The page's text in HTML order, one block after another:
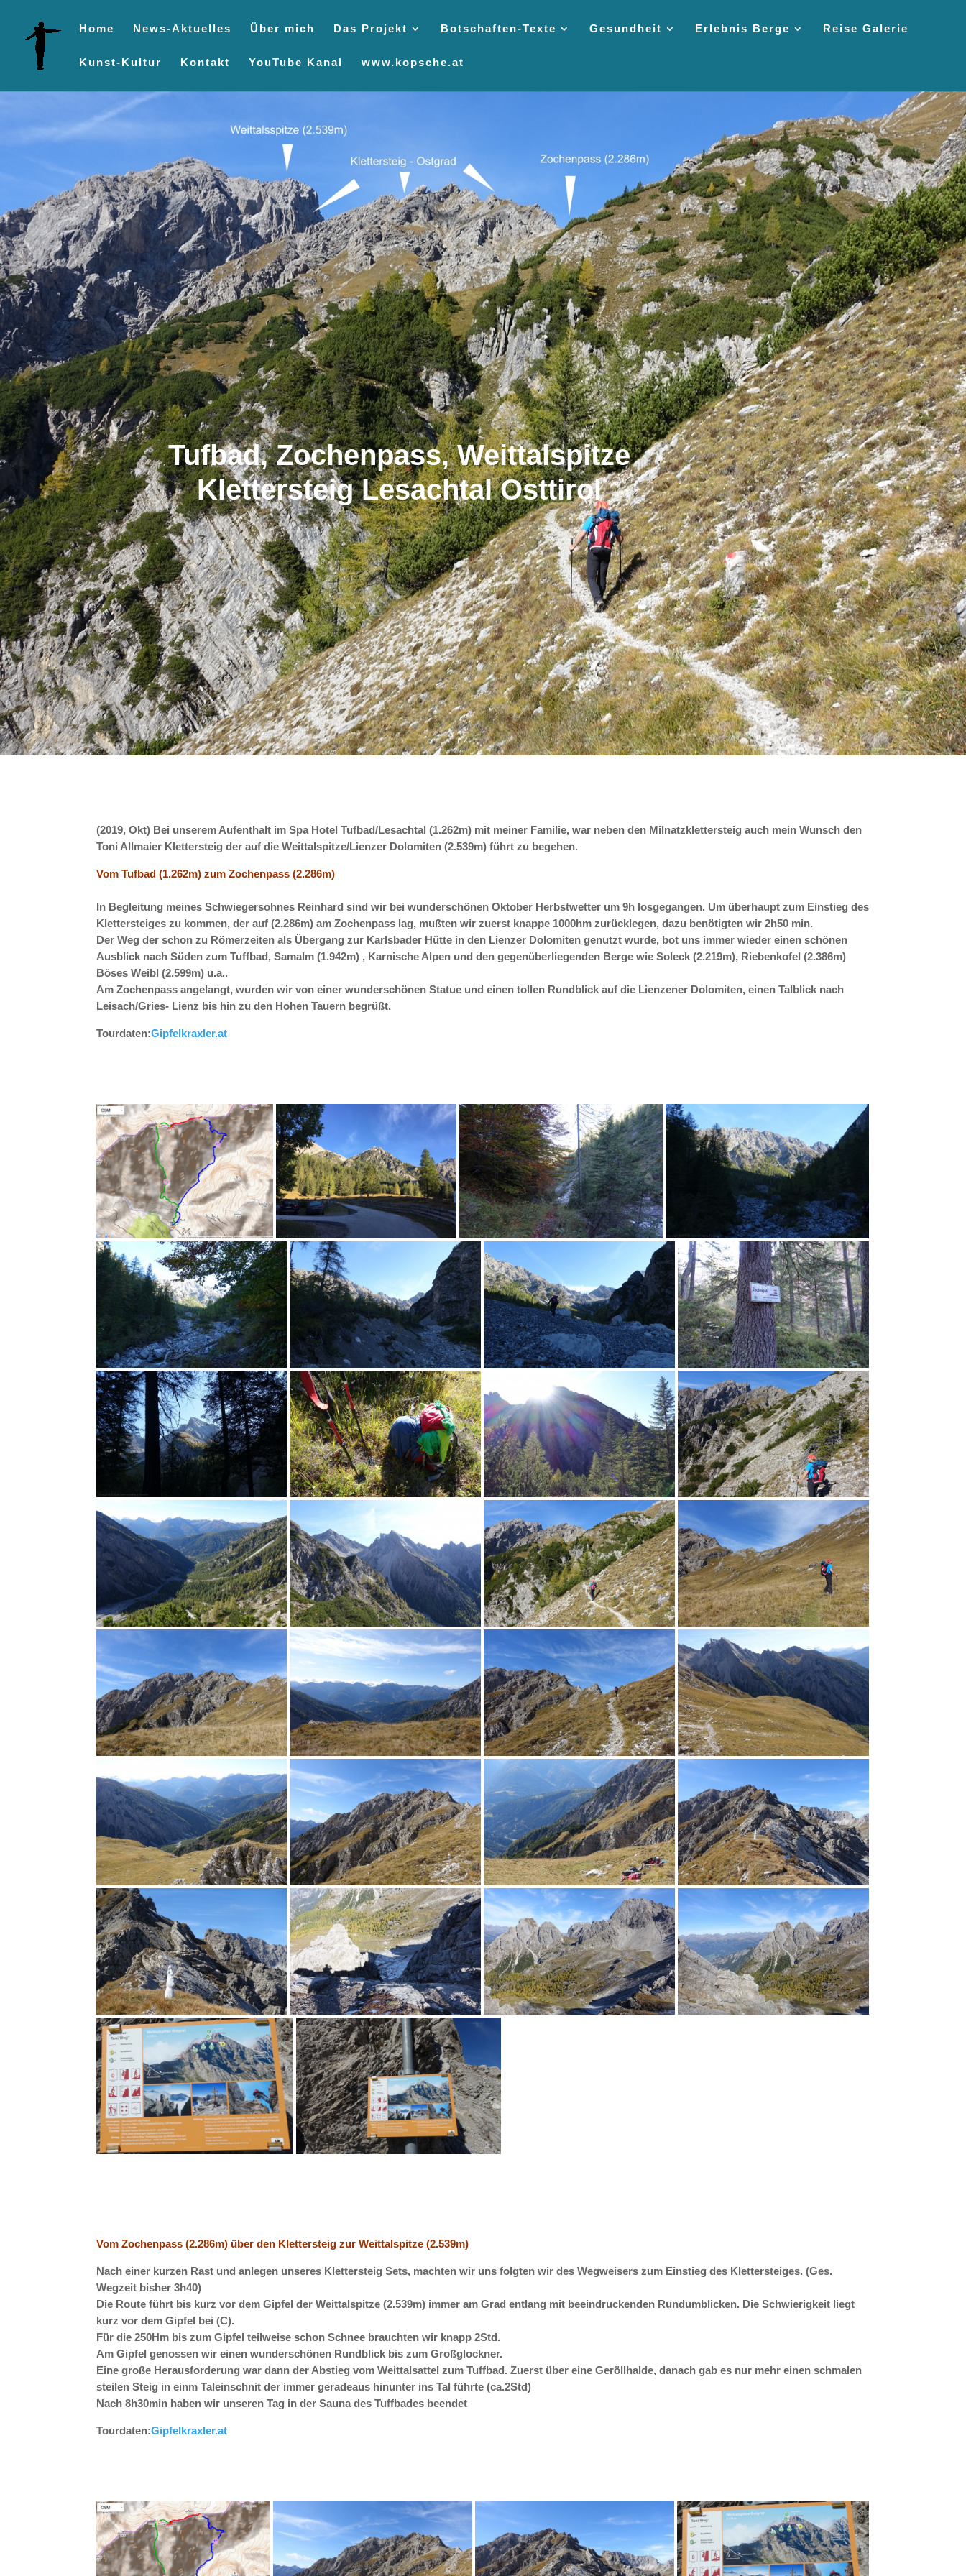
Home News-Aktuelles Über mich Das Projekt Botschaften-Texte Gesundheit Erlebnis Berge Reise Galerie
Kunst-Kultur Kontakt YouTube Kanal www.kopsche.at
Tufbad, Zochenpass, Weittalspitze
Klettersteig Lesachtal Osttirol
(2019, Okt) Bei unserem Aufenthalt im Spa Hotel Tufbad/Lesachtal (1.262m) mit meiner Familie, war neben den Milnatzklettersteig auch mein Wunsch den
Toni Allmaier Klettersteig der auf die Weittalspitze/Lienzer Dolomiten (2.539m) führt zu begehen.
Vom Tufbad (1.262m) zum Zochenpass (2.286m)
In Begleitung meines Schwiegersohnes Reinhard sind wir bei wunderschönen Oktober Herbstwetter um 9h losgegangen. Um überhaupt zum Einstieg des
Klettersteiges zu kommen, der auf (2.286m) am Zochenpass lag, mußten wir zuerst knappe 1000hm zurücklegen, dazu benötigten wir 2h50 min.
Der Weg der schon zu Römerzeiten als Übergang zur Karlsbader Hütte in den Lienzer Dolomiten genutzt wurde, bot uns immer wieder einen schönen
Ausblick nach Süden zum Tuffbad, Samalm (1.942m) , Karnische Alpen und den gegenüberliegenden Berge wie Soleck (2.219m), Riebenkofel (2.386m)
Böses Weibl (2.599m) u.a..
Am Zochenpass angelangt, wurden wir von einer wunderschönen Statue und einen tollen Rundblick auf die Lienzener Dolomiten, einen Talblick nach
Leisach/Gries- Lienz bis hin zu den Hohen Tauern begrüßt.​
Tourdaten:Gipfelkraxler.at
Vom Zochenpass (2.286m) über den Klettersteig zur Weittalspitze (2.539m)
Nach einer kurzen Rast und anlegen unseres Klettersteig Sets, machten wir uns folgten wir des Wegweisers zum Einstieg des Klettersteiges. (Ges.
Wegzeit bisher 3h40)
Die Route führt bis kurz vor dem Gipfel der Weittalspitze (2.539m) immer am Grad entlang mit beeindruckenden Rundumblicken. Die Schwierigkeit liegt
kurz vor dem Gipfel bei (C).
Für die 250Hm bis zum Gipfel teilweise schon Schnee brauchten wir knapp 2Std.
Am Gipfel genossen wir einen wunderschönen Rundblick bis zum Großglockner.
Eine große Herausforderung war dann der Abstieg vom Weittalsattel zum Tuffbad. Zuerst über eine Geröllhalde, danach gab es nur mehr einen schmalen
steilen Steig in einm Taleinschnit der immer geradeaus hinunter ins Tal führte (ca.2Std)
Nach 8h30min haben wir unseren Tag in der Sauna des Tuffbades beendet
Tourdaten:Gipfelkraxler.at